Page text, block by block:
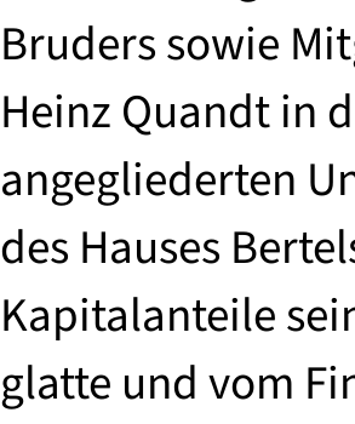
Bruders sowie
Heinz Quandt in
angegliederten
des Hauses
Kapitalanteile
glatte und vom